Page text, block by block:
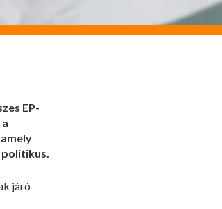
EP-
politikus.
járó